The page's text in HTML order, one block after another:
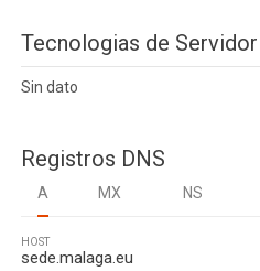
Tecnologias de Servidor
Sin dato
Registros DNS
A MX NS
HOST
sede.malaga.eu